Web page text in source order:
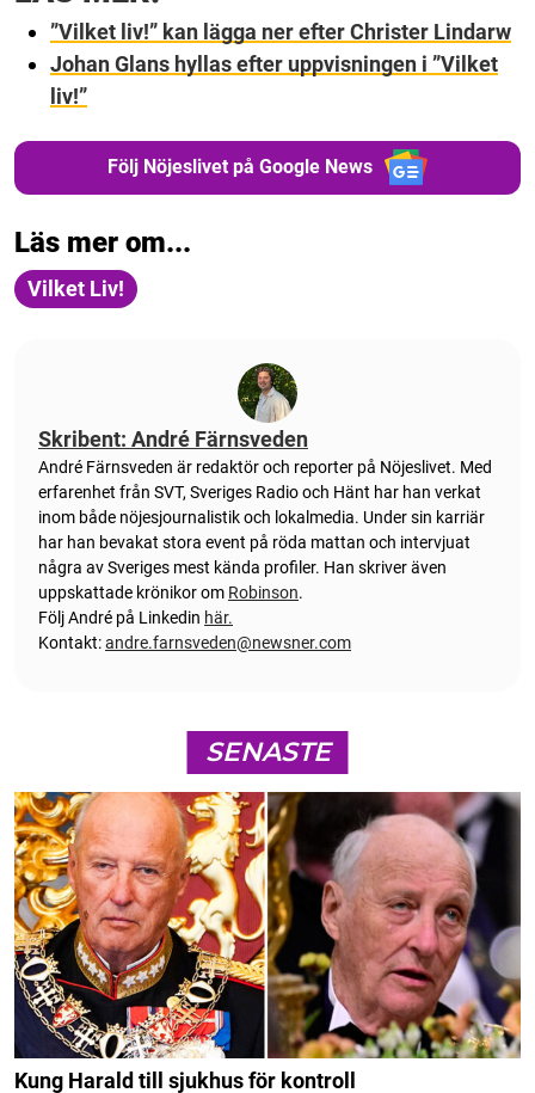
”Vilket liv!” kan lägga ner efter Christer Lindarw
Johan Glans hyllas efter uppvisningen i ”Vilket
liv!”
Följ Nöjeslivet på Google News
Läs mer om...
Vilket Liv!
Skribent: André Färnsveden
André Färnsveden är redaktör och reporter på Nöjeslivet. Med
erfarenhet från SVT, Sveriges Radio och Hänt har han verkat
inom både nöjesjournalistik och lokalmedia. Under sin karriär
har han bevakat stora event på röda mattan och intervjuat
några av Sveriges mest kända profiler. Han skriver även
uppskattade krönikor om Robinson.
Följ André på Linkedin här.
Kontakt:andre.farnsveden@newsner.com
SENASTE
Kung Harald till sjukhus för kontroll